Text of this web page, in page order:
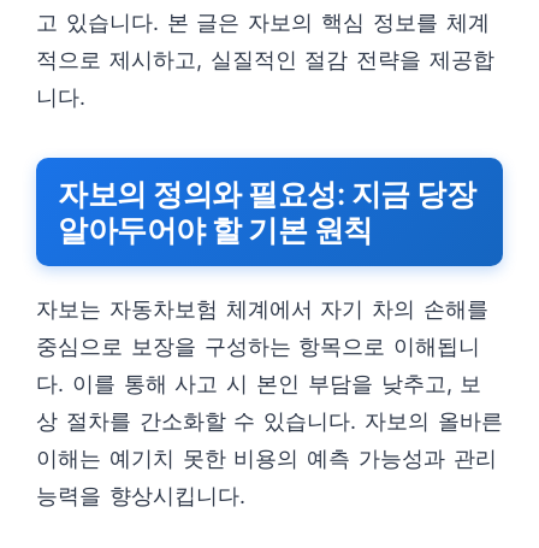
고 있습니다. 본 글은 자보의 핵심 정보를 체계
적으로 제시하고, 실질적인 절감 전략을 제공합
니다.
자보의 정의와 필요성: 지금 당장
알아두어야 할 기본 원칙
자보는 자동차보험 체계에서 자기 차의 손해를
중심으로 보장을 구성하는 항목으로 이해됩니
다. 이를 통해 사고 시 본인 부담을 낮추고, 보
상 절차를 간소화할 수 있습니다. 자보의 올바른
이해는 예기치 못한 비용의 예측 가능성과 관리
능력을 향상시킵니다.